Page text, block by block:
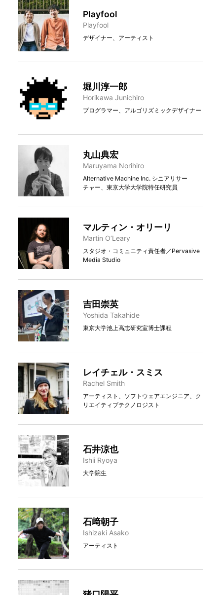
Playfool
Playfool
デザイナー、アーティスト
堀川淳⼀郎
Horikawa Junichiro
プログラマー、アルゴリズミックデザイナー
丸⼭典宏
Maruyama Norihiro
Alternative Machine Inc. シニアリサー
チャー、東京大学大学院特任研究員
マルティン・オリーリ
Martin O’Leary
スタジオ・コミュニティ責任者／Pervasive
Media Studio
吉田崇英
Yoshida Takahide
東京大学池上高志研究室博士課程
レイチェル・スミス
Rachel Smith
アーティスト、ソフトウェアエンジニア、ク
リエイティブテクノロジスト
石井涼也
Ishii Ryoya
大学院生
石﨑朝子
Ishizaki Asako
アーティスト